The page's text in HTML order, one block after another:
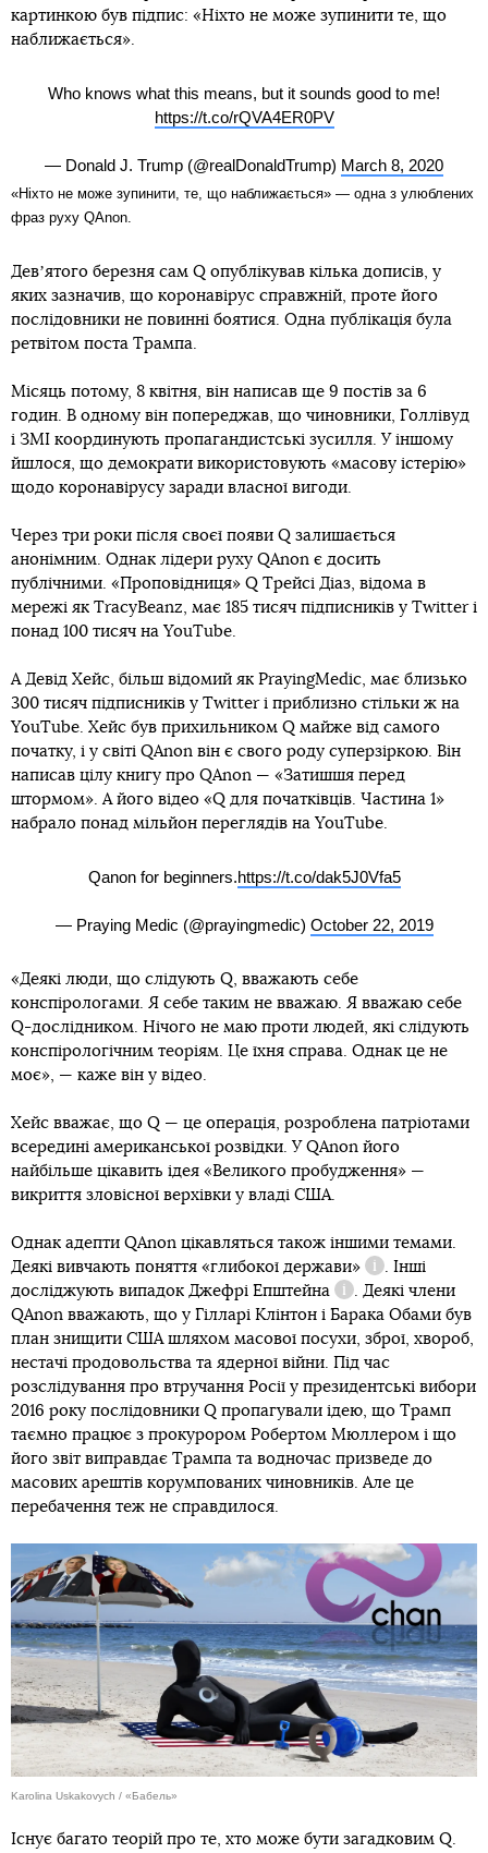
картинкою був підпис: «Ніхто не може зупинити те, що
наближається».
Who knows what this means, but it sounds good to me!
https://t.co/rQVA4ER0PV
— Donald J. Trump (@realDonaldTrump) March 8, 2020
«Ніхто не може зупинити, те, що наближається» — одна з улюблених
фраз руху QAnon.
Девʼятого березня сам Q опублікував кілька дописів, у
яких зазначив, що коронавірус справжній, проте його
послідовники не повинні боятися. Одна публікація була
ретвітом поста Трампа.
Місяць потому, 8 квітня, він написав ще 9 постів за 6
годин. В одному він попереджав, що чиновники, Голлівуд
і ЗМІ координують пропагандистські зусилля. У іншому
йшлося, що демократи використовують «масову істерію»
щодо коронавірусу заради власної вигоди.
Через три роки після своєї появи Q залишається
анонімним. Однак лідери руху QAnon є досить
публічними. «Проповідниця» Q Трейсі Діаз, відома в
мережі як TracyBeanz, має 185 тисяч підписників у Twitter і
понад 100 тисяч на YouTube.
А Девід Хейс, більш відомий як PrayingMedic, має близько
300 тисяч підписників у Twitter і приблизно стільки ж на
YouTube. Хейс був прихильником Q майже від самого
початку, і у світі QAnon він є свого роду суперзіркою. Він
написав цілу книгу про QAnon — «Затишшя перед
штормом». А його відео «Q для початківців. Частина 1»
набрало понад мільйон переглядів на YouTube.
Qanon for beginners.https://t.co/dak5J0Vfa5
— Praying Medic (@prayingmedic) October 22, 2019
«Деякі люди, що слідують Q, вважають себе
конспірологами. Я себе таким не вважаю. Я вважаю себе
Q-дослідником. Нічого не маю проти людей, які слідують
конспірологічним теоріям. Це їхня справа. Однак це не
моє», — каже він у відео.
Хейс вважає, що Q — це операція, розроблена патріотами
всередині американської розвідки. У QAnon його
найбільше цікавить ідея «Великого пробудження» —
викриття зловісної верхівки у владі США.
Однак адепти QAnon цікавляться також іншими темами.
Деякі вивчають поняття «глибокої держави»
Довідка
. Інші
досліджують випадок Джефрі Епштейна
Довідка
. Деякі члени
QAnon вважають, що у Гілларі Клінтон і Барака Обами був
план знищити США шляхом масової посухи, зброї, хвороб,
нестачі продовольства та ядерної війни. Під час
розслідування про втручання Росії у президентські вибори
2016 року послідовники Q пропагували ідею, що Трамп
таємно працює з прокурором Робертом Мюллером і що
його звіт виправдає Трампа та водночас призведе до
масових арештів корумпованих чиновників. Але це
перебачення теж не справдилося.
Karolina Uskakovych / «Бабель»
Існує багато теорій про те, хто може бути загадковим Q.